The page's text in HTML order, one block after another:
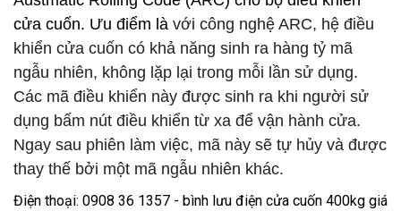
cửa cuốn. Ưu điểm là với công nghệ ARC, hệ điều
khiển cửa cuốn có khả năng sinh ra hàng tỷ mã
ngẫu nhiên, không lặp lại trong mỗi lần sử dụng.
Các mã điều khiển này được sinh ra khi người sử
dụng bấm nút điều khiển từ xa để vận hành cửa.
Ngay sau phiên làm việc, mã này sẽ tự hủy và được
thay thế bởi một mã ngẫu nhiên khác.
Điện thoại: 0908 36 1357 - bình lưu điện cửa cuốn 400kg giá